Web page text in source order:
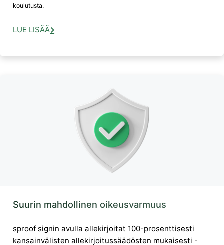
koulutusta.
LUE LISÄÄ
Suurin mahdollinen oikeusvarmuus
sproof signin avulla allekirjoitat 100-prosenttisesti
kansainvälisten allekirjoitussäädösten mukaisesti -